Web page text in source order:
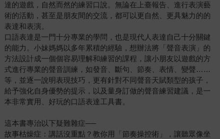
達的遊戲，自然而然的練習口說。無論在上臺報告、進行表演藝
術的活動，甚至是朋友間的交流，都可以更自然、更具魅力的的
表達和表演。
口語表達是一門十分專業的學問，也是現代人表達自己十分關鍵
的能力。小妹媽媽以多年累積的經驗，想辦法將「聲音表演」的
方法設計成一個個容易理解和練習的課程，讓小朋友以遊戲的方
式進行專業的聲音訓練，如發音、斷句、節奏、表情、變聲……
等，並逐一說明表現技巧，更有針對不同聲音天賦類型的孩子，
給予強化自身優勢的提示，以及量身訂做的聲音練習建議，是一
本非常實用、好玩的口語表達工具書。
這本書專治以下疑難雜症──
故事枯燥症：講話沒重點？教你用「節奏操控術」，讓聽眾像坐